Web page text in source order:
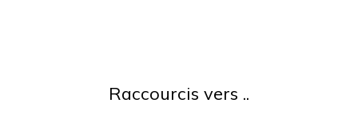
Raccourcis vers ..